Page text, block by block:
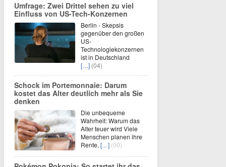
Umfrage: Zwei Drittel sehen zu viel
Einfluss von US-Tech-Konzernen
Berlin - Skepsis
gegenüber den großen
US-
Technologiekonzernen
ist in Deutschland
[…] (04)
Schock im Portemonnaie: Darum
kostet das Alter deutlich mehr als Sie
denken
Die unbequeme
Wahrheit: Warum das
Alter teuer wird Viele
Menschen planen ihre
Rente, […] (00)